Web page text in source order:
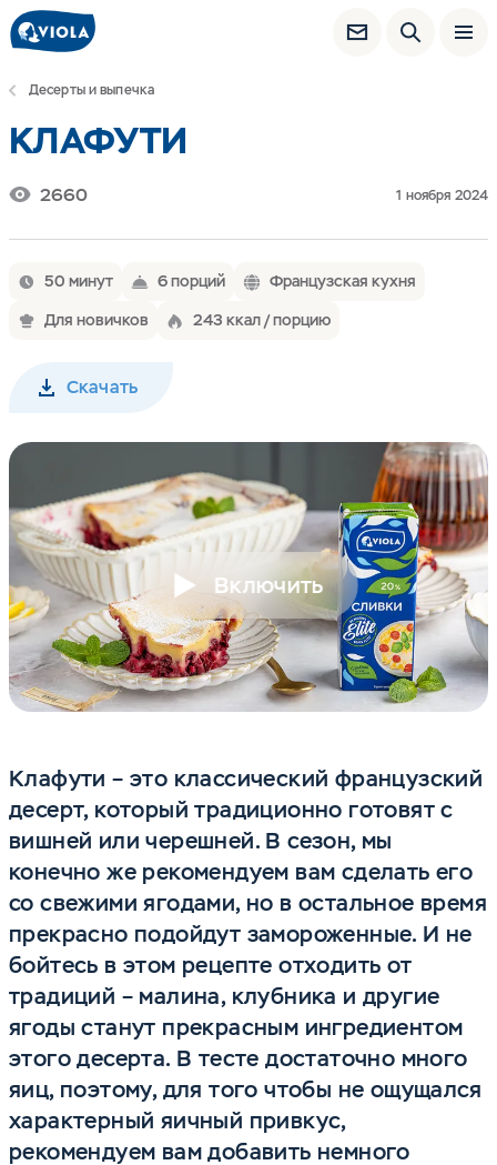
Десерты и выпечка
КЛАФУТИ
2660 1 ноября 2024
50 минут 6 порций
Французская кухня
Для новичков
243 ккал / порцию
Скачать
Включить
Клафути – это классический французский
десерт, который традиционно готовят с
вишней или черешней. В сезон, мы
конечно же рекомендуем вам сделать его
со свежими ягодами, но в остальное время
прекрасно подойдут замороженные. И не
бойтесь в этом рецепте отходить от
традиций – малина, клубника и другие
ягоды станут прекрасным ингредиентом
этого десерта. В тесте достаточно много
яиц, поэтому, для того чтобы не ощущался
характерный яичный привкус,
рекомендуем вам добавить немного